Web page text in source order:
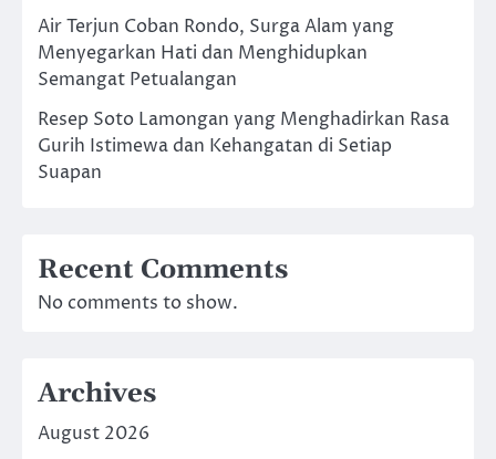
Air Terjun Coban Rondo, Surga Alam yang
Menyegarkan Hati dan Menghidupkan
Semangat Petualangan
Resep Soto Lamongan yang Menghadirkan Rasa
Gurih Istimewa dan Kehangatan di Setiap
Suapan
Recent Comments
No comments to show.
Archives
August 2026